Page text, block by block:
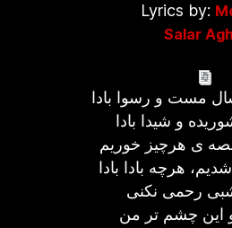
Lyrics by:
Salar
مست و رسوا بادا
و شیدا بادا
ی هرچیز خوریم
هرچه بادا بادا
رحمی نکنی
این چشم تر من